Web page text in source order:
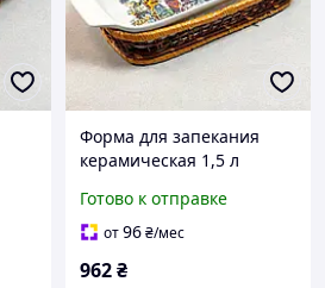
Форма для запекания
керамическая 1,5 л
ротанговой корзинкой
Kamille
Готово к отправке
от96₴/мес
962₴